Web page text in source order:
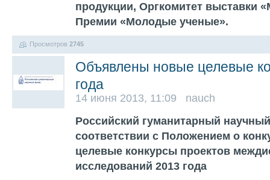
продукции, Оргкомитет выставки
Премии «Молодые ученые».
Просмотров 2745
Объявлены новые целевые
года
14 июня 2013, 11:09 nauch
Российский гуманитарный
соответствии с Положением о
целевые конкурсы проектов
исследований 2013 года